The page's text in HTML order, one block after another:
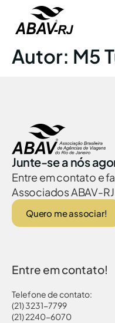
Autor: M5
Junte-se a nós
Entre em contato e
Associados ABAV-RJ
Quero me associar!
Entre em contato!
Telefone de contato:
(21) 3231-7799
(21) 2240-6070